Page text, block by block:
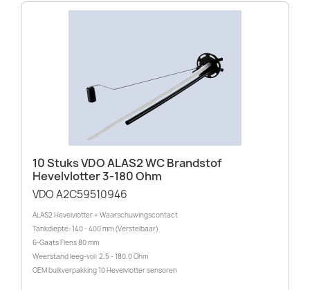
10 Stuks VDO ALAS2 WC Brandstof
Hevelvlotter 3-180 Ohm
VDO A2C59510946
ALAS2 Hevelvlotter + Waarschuwingscontact
Tankdiepte: 140 - 400 mm (Verstelbaar)
6-Gaats Flens 80 mm
Weerstand leeg-vol: 2.5 - 180.0 Ohm
OEM bulkverpakking 10 Hevelvlotter sensoren